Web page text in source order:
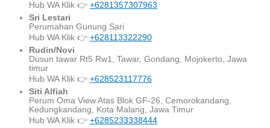
Hub WA Klik 👉 +6281357307963
Sri Lestari
Perumahan Gunung Sari
Hub WA Klik 👉 +628113322290
Rudin/Novi
Dusun tawar Rt5 Rw1, Tawar, Gondang, Mojokerto, Jawa
timur
Hub WA Klik 👉 +628523117776
Siti Alfiah
Perum Oma View Atas Blok GF-26, Cemorokandang,
Kedungkandang, Kota Malang, Jawa Timur
Hub WA Klik 👉 +6285233338444